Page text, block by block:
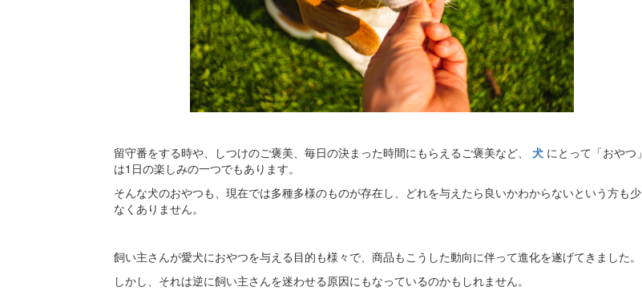
留守番をする時や、しつけのご褒美、毎日の決まった時間にもらえるご褒美など、 犬 にとって「おやつ」
は1日の楽しみの一つでもあります。
そんな犬のおやつも、現在では多種多様のものが存在し、どれを与えたら良いかわからないという方も少
なくありません。
飼い主さんが愛犬におやつを与える目的も様々で、商品もこうした動向に伴って進化を遂げてきました。
しかし、それは逆に飼い主さんを迷わせる原因にもなっているのかもしれません。